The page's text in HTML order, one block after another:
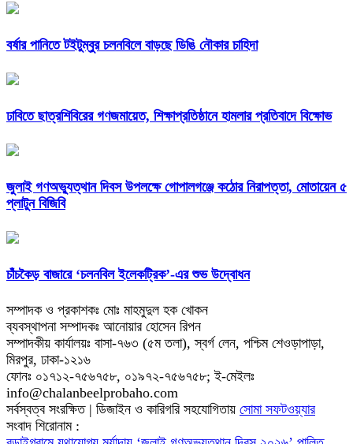
বর্ষার পানিতে টইটুম্বুর চলনবিলে বাড়ছে ডিঙি নৌকার চাহিদা
ঢাবিতে ছাত্রশিবিরের গণজমায়েত, শিক্ষাপ্রতিষ্ঠানে হামলার প্রতিবাদে বিক্ষোভ
জুলাই গণঅভ্যুত্থান দিবস উপলক্ষে গোপালগঞ্জে কঠোর নিরাপত্তা, মোতায়েন ৫
প্লাটুন বিজিবি
চাঁচকৈড় বাজারে ‘চলনবিল ইলেকট্রিক’-এর শুভ উদ্বোধন
সম্পাদক ও প্রকাশকঃ মোঃ মাহমুদুল হক খোকন
ব্যবস্থাপনা সম্পাদকঃ আনোয়ার হোসেন রিপন
সম্পাদকীয় কার্যালয়ঃ বাসা-৭৬৩ (৫ম তলা), স্বর্গ লেন, পশ্চিম শেওড়াপাড়া,
মিরপুর, ঢাকা-১২১৬
ফোনঃ ০১৭১২-৭৫৬৭৫৮, ০১৯৭২-৭৫৬৭৫৮; ই-মেইলঃ
info@chalanbeelprobaho.com
সর্বস্বত্ব সংরক্ষিত | ডিজাইন ও কারিগরি সহযোগিতায় সোমা সফটওয়্যার
সংবাদ শিরোনাম :